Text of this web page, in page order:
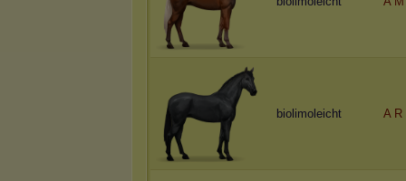
biolimoleicht A R